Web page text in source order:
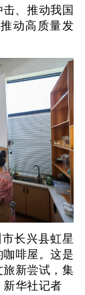
、推动我国
动高质量发
长兴县虹星
啡屋。这是
新尝试，集
新华社记者